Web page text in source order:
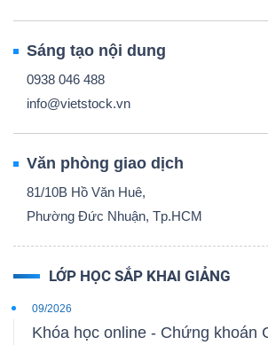
Sáng tạo nội dung
0938 046 488
info@vietstock.vn
Văn phòng giao dịch
81/10B Hồ Văn Huê,
Phường Đức Nhuận, Tp.HCM
LỚP HỌC SẮP KHAI GIẢNG
09/2026
Khóa học online - Chứng khoán